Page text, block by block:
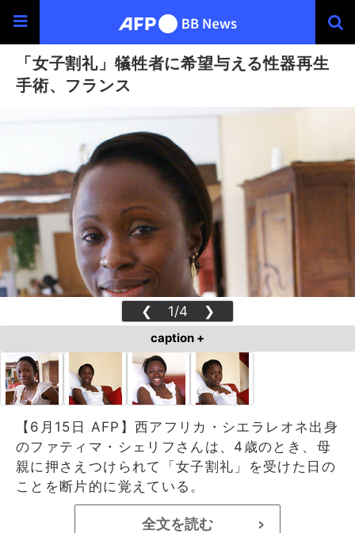
「女子割礼」犠牲者に希望与える性器再生
手術、フランス
❮ 1/4 ❯
caption +
【6月15日 AFP】西アフリカ・シエラレオネ出身
のファティマ・シェリフさんは、4歳のとき、母
親に押さえつけられて「女子割礼」を受けた日の
ことを断片的に覚えている。
全文を読む >